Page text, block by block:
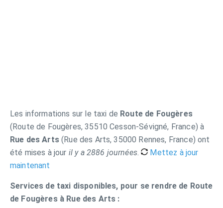
Les informations sur le taxi de Route de Fougères
(Route de Fougères, 35510 Cesson-Sévigné, France) à
Rue des Arts(Rue des Arts, 35000 Rennes, France) ont
été mises à jour il y a 2886 journées.
Mettez à jour
maintenant
Services de taxi disponibles, pour se rendre de Route
de Fougères à Rue des Arts :